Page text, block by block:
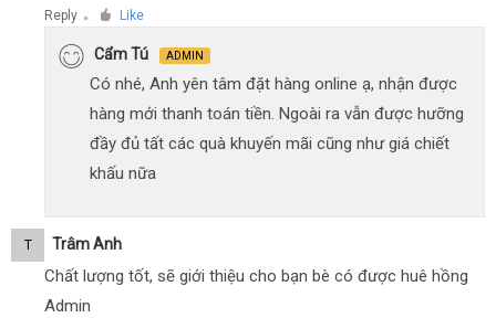
Reply ● Like
Cẩm Tú ADMIN
Có nhé, Anh yên tâm đặt hàng online ạ, nhận được
hàng mới thanh toán tiền. Ngoài ra vẫn được hưỡng
đầy đủ tất các quà khuyến mãi cũng như giá chiết
khấu nữa
T Trâm Anh
Chất lượng tốt, sẽ giới thiệu cho bạn bè có được huê hồng
Admin